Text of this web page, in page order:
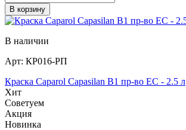
В корзину
В наличии
Арт: КР016-РП
Краска Caparol Capasilan В1 пр-во EC - 2.5 л
Хит
Советуем
Акция
Новинка